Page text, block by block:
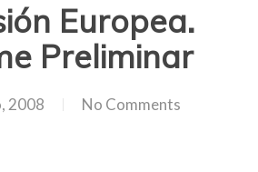
Europea.
Preliminar
2008 No Comments